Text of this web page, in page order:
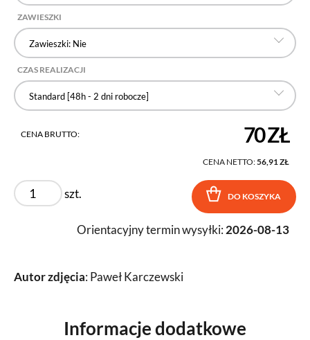
ZAWIESZKI
Zawieszki: Nie
CZAS REALIZACJI
Standard [48h - 2 dni robocze]
CENA BRUTTO: 70 ZŁ
CENA NETTO:56,91 ZŁ
szt. DO KOSZYKA
Orientacyjny termin wysyłki: 2026-08-13
Autor zdjęcia: Paweł Karczewski
Informacje dodatkowe